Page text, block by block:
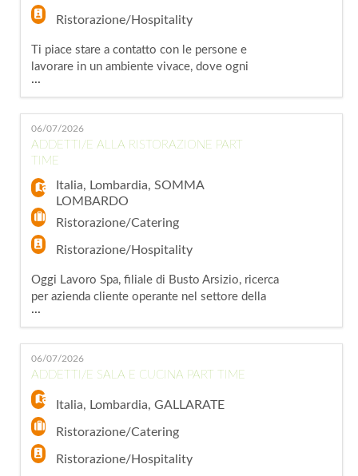
Ristorazione/Hospitality
Ti piace stare a contatto con le persone e
lavorare in un ambiente vivace, dove ogni
giorno è diverso dal precedente? Hai passione
per il mondo della ristorazione e ti piace offrire
un servizio di qualità con il sorriso? Allora
questa potrebbe essere l'occasione giusta per
te! Oggi Lavoro S.p.A., agenzia per il lavoro,
Filiale di Genova,
...
06/07/2026
ADDETTI/E ALLA RISTORAZIONE PART
TIME
Italia, Lombardia,SOMMA
LOMBARDO
Ristorazione/Catering
Ristorazione/Hospitality
Oggi Lavoro Spa, filiale di Busto Arsizio, ricerca
per azienda cliente operante nel settore della
ristorazione ADDETTI/E ALLA RISTORAZIONE
PART TIME. La risorsa si occuperà di: -
accoglienza e assistenza alla clientela; - presa
ordini e gestione cassa; - preparazione e
somministrazione di cibi e bevande; - gestione
delle attività di cucina e s
...
06/07/2026
ADDETTI/E SALA E CUCINA PART TIME
Italia, Lombardia,GALLARATE
Ristorazione/Catering
Ristorazione/Hospitality